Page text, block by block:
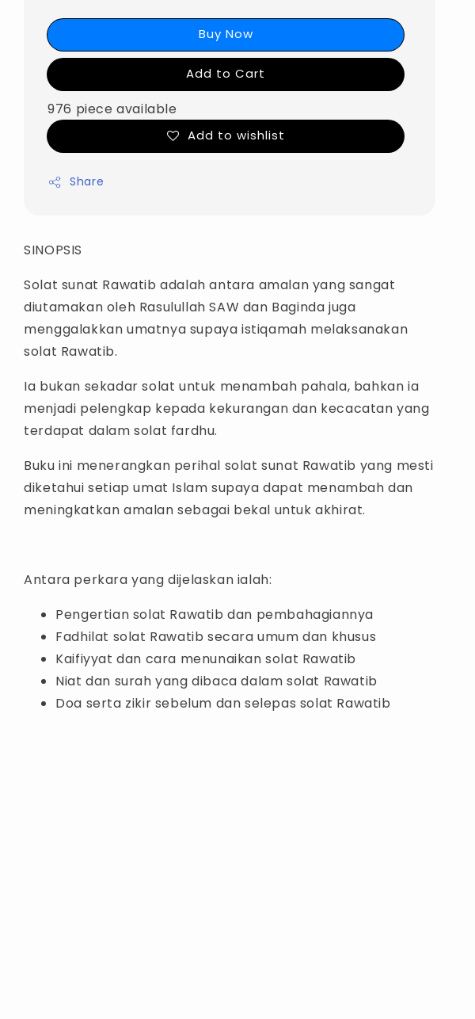
Buy Now
Add to Cart
976 piece available
Add to wishlist
Share
SINOPSIS
Solat sunat Rawatib adalah antara amalan yang sangat
diutamakan oleh Rasulullah SAW dan Baginda juga
menggalakkan umatnya supaya istiqamah melaksanakan
solat Rawatib.
Ia bukan sekadar solat untuk menambah pahala, bahkan ia
menjadi pelengkap kepada kekurangan dan kecacatan yang
terdapat dalam solat fardhu.
Buku ini menerangkan perihal solat sunat Rawatib yang mesti
diketahui setiap umat Islam supaya dapat menambah dan
meningkatkan amalan sebagai bekal untuk akhirat.
Antara perkara yang dijelaskan ialah:
Pengertian solat Rawatib dan pembahagiannya
Fadhilat solat Rawatib secara umum dan khusus
Kaifiyyat dan cara menunaikan solat Rawatib
Niat dan surah yang dibaca dalam solat Rawatib
Doa serta zikir sebelum dan selepas solat Rawatib